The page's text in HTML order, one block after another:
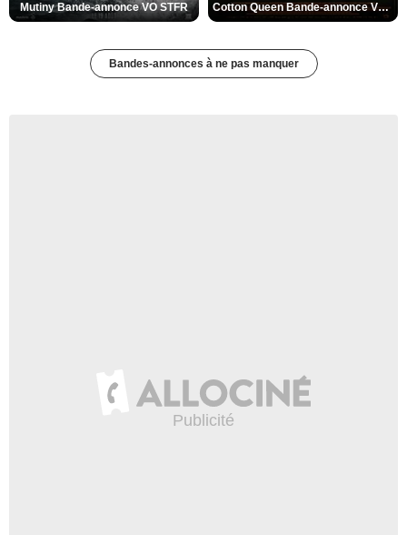
Mutiny Bande-annonce VO STFR Cotton Queen Bande-annonce VO STFR
Bandes-annonces à ne pas manquer